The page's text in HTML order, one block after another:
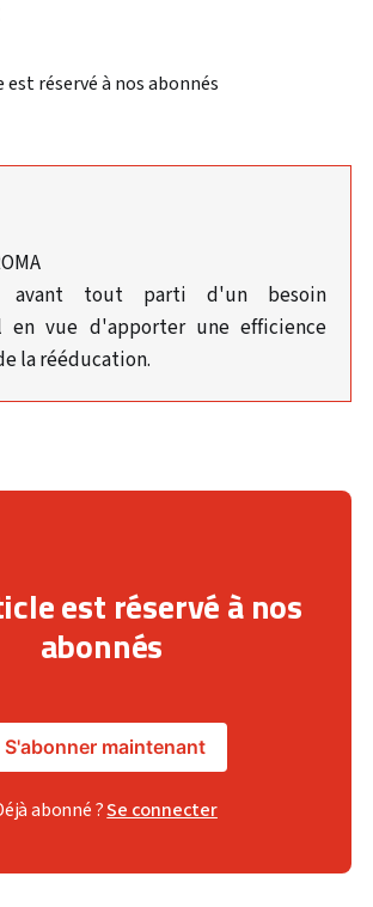
réservé à nos abonnés
avant tout parti d'un besoin
en vue d'apporter une efficience
la rééducation.
est réservé à nos
abonnés
S'abonner maintenant
abonné ?Se connecter